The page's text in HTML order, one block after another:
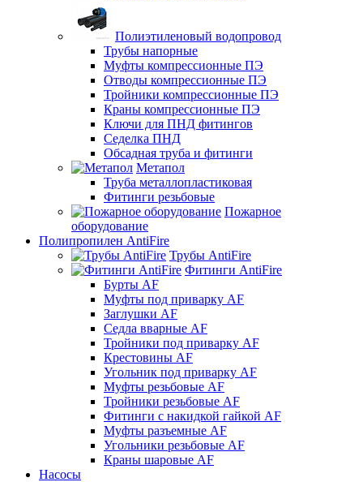
Полиэтиленовый водопровод
Трубы напорные
Муфты компрессионные ПЭ
Отводы компрессионные ПЭ
Тройники компрессионные ПЭ
Краны компрессионные ПЭ
Ключи для ПНД фитингов
Седелка ПНД
Обсадная труба и фитинги
Метапол
Труба металлопластиковая
Фитинги резьбовые
Пожарное
оборудование
Полипропилен AntiFire
Трубы AntiFire
Фитинги AntiFire
Бурты AF
Муфты под приварку AF
Заглушки AF
Седла вварные AF
Тройники под приварку AF
Крестовины AF
Угольник под приварку AF
Муфты резьбовые AF
Тройники резьбовые AF
Фитинги с накидкой гайкой AF
Муфты разъемные AF
Угольники резьбовые AF
Краны шаровые AF
Насосы